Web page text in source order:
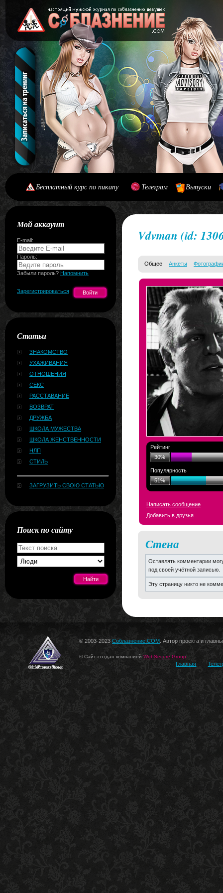
Бесплатный курс по пикапу Телеграм Выпуски
Мой аккаунт
E-mail:
Пароль:
Забыли пароль? Напомнить
Зарегистрироваться
Статьи
ЗНАКОМСТВО
УХАЖИВАНИЯ
ОТНОШЕНИЯ
СЕКС
РАССТАВАНИЕ
ВОЗВРАТ
ДРУЖБА
ШКОЛА МУЖЕСТВА
ШКОЛА ЖЕНСТВЕННОСТИ
НЛП
СТИЛЬ
ЗАГРУЗИТЬ СВОЮ СТАТЬЮ
Поиск по сайту
Vdvman (id:
Общее Анкеты
Рейтинг
30%
Популярность
51%
Написать сообщение
Добавить в друзья
Стена
Оставлять комментарии
под своей учётной записью.
Эту страницу никто не
© 2003-2023 Соблазнение.COM . Автор проекта и
© Сайт создан компанией WebSecure Group
Главная